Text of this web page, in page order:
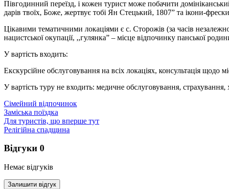
Півгодинний переїзд, і кожен турист може побачити
дарів твоїх, Боже, жертвує тобі Ян Стецький, 1807” та ікони-
Цікавими тематичними локаціями є с. Сторожів (за часів
нацистської окупації, ,,гулянка” – місце відпочинку панської
У вартість входить:
Екскурсійне обслуговування на всіх локаціях, консультація
У вартість туру не входить: медичне обслуговування,
Сімейний відпочинок
Заміська поїздка
Для туристів, що вперше тут
Релігійна спадщина
Відгуки 0
Немає відгуків
Залишити відгук